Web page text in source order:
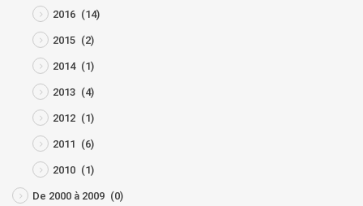
2016 (14)
2015 (2)
2014 (1)
2013 (4)
2012 (1)
2011 (6)
2010 (1)
De 2000 à 2009 (0)